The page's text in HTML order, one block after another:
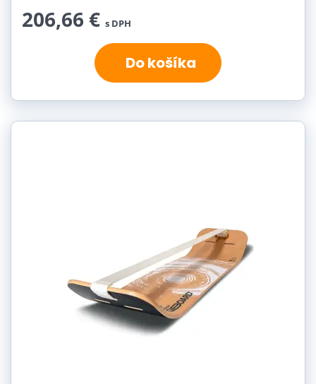
206,66 € s DPH
Do košíka